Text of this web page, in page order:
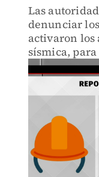
Las
denunciar
activaron los
sísmica,
respuesta